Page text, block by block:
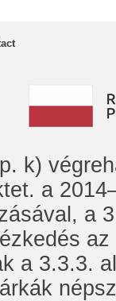
k)
a
a
a 3.3.3.